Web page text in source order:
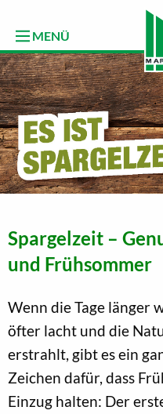
MENÜ
Spargelzeit –
und Frühsommer
Wenn die Tage länger
öfter lacht und die
erstrahlt, gibt es ein
Zeichen dafür, dass
Einzug halten: Der